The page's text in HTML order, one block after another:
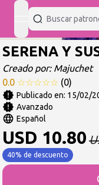
open navigation
SERENA Y
Creado por: Majuchet
0.0 ☆☆☆☆☆ (0)
Publicado en: 15/02/
Avanzado
Español
USD 10.80
40% de descuento